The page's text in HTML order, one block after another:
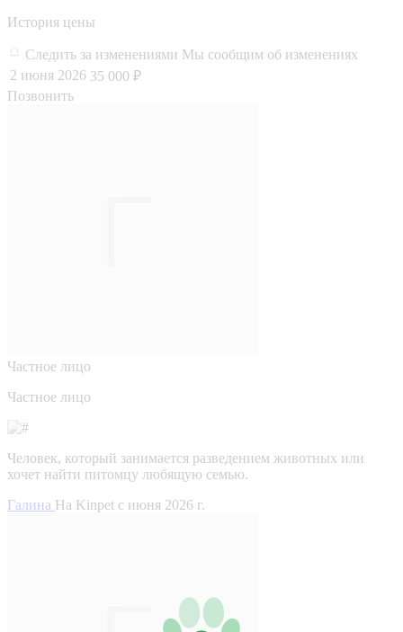
История цены
Следить за изменениями Мы сообщим об изменениях
2 июня 2026 35 000 ₽
Позвонить
Частное лицо
Частное лицо
Человек, который занимается разведением животных или
хочет найти питомцу любящую семью.
Галина На Kinpet c июня 2026 г.